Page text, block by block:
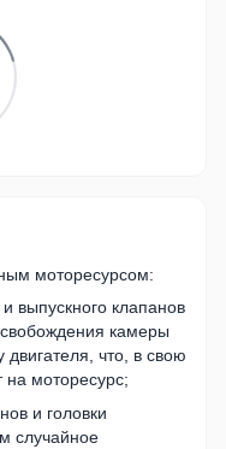
моторесурсом:
выпускного клапанов
камеры
что, в свою
на моторесурс;
и головки
случайное